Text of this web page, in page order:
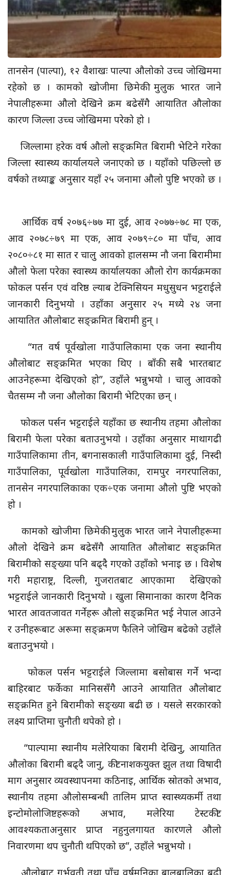
तानसेन (पाल्पा), १२ वैशाखः पाल्पा औलोको उच्च जोखिममा
रहेको छ । कामको खोजीमा छिमेकी मुलुक भारत जाने
नेपालीहरूमा औलो देखिने क्रम बढेसँगै आयातित औलोका
कारण जिल्ला उच्च जोखिममा परेको हो ।
जिल्लामा हरेक वर्ष औलो सङ्क्रमित बिरामी भेटिने गरेका
जिल्ला स्वास्थ्य कार्यालयले जनाएको छ । यहाँको पछिल्लो छ
वर्षको तथ्याङ्क अनुसार यहाँ २५ जनामा औलो पुष्टि भएको छ ।
आर्थिक वर्ष २०७६÷७७ मा दुई, आव २०७७÷७८ मा एक,
आव २०७८÷७९ मा एक, आव २०७९÷८० मा पाँच, आव
२०८०÷८१ मा सात र चालु आवको हालसम्म नौ जना बिरामीमा
औलो फेला परेका स्वास्थ्य कार्यालयका औलो रोग कार्यक्रमका
फोकल पर्सन एवं वरिष्ठ ल्याब टेक्निसियन मधुसुधन भट्टराईले
जानकारी दिनुभयो । उहाँका अनुसार २५ मध्ये २४ जना
आयातित औलोबाट सङ्क्रमित बिरामी हुन् ।
“गत वर्ष पूर्वखोला गाउँपालिकामा एक जना स्थानीय
औलोबाट सङ्क्रमित भएका थिए । बाँकी सबै भारतबाट
आउनेहरूमा देखिएको हो”, उहाँले भन्नुभयो । चालु आवको
चैतसम्म नौ जना औलोका बिरामी भेटिएका छन् ।
फोकल पर्सन भट्टराईले यहाँका छ स्थानीय तहमा औलोका
बिरामी फेला परेका बताउनुभयो । उहाँका अनुसार माथागढी
गाउँपालिकामा तीन, बगनासकाली गाउँपालिकामा दुई, निस्दी
गाउँपालिका, पूर्वखोला गाउँपालिका, रामपुर नगरपालिका,
तानसेन नगरपालिकाका एक÷एक जनामा औलो पुष्टि भएको
हो ।
कामको खोजीमा छिमेकी मुलुक भारत जाने नेपालीहरूमा
औलो देखिने क्रम बढेसँगै आयातित औलोबाट सङ्क्रमित
बिरामीको सङ्ख्या पनि बढ्दै गएको उहाँको भनाइ छ । विशेष
गरी महाराष्ट्र, दिल्ली, गुजरातबाट आएकामा देखिएको
भट्टराईले जानकारी दिनुभयो । खुला सिमानाका कारण दैनिक
भारत आवतजावत गर्नेहरू औलो सङ्क्रमित भई नेपाल आउने
र उनीहरूबाट अरूमा सङ्क्रमण फैलिने जोखिम बढेको उहाँले
बताउनुभयो ।
फोकल पर्सन भट्टराईले जिल्लामा बसोबास गर्ने भन्दा
बाहिरबाट फर्केका मानिससँगै आउने आयातित औलोबाट
सङ्क्रमित हुने बिरामीको सङ्ख्या बढी छ । यसले सरकारको
लक्ष्य प्राप्तिमा चुनौती थपेको हो ।
“पाल्पामा स्थानीय मलेरियाका बिरामी देखिनु, आयातित
औलोका बिरामी बढ्दै जानु, कीटनाशकयुक्त झुल तथा विषादी
माग अनुसार व्यवस्थापनमा कठिनाइ, आर्थिक स्रोतको अभाव,
स्थानीय तहमा औलोसम्बन्धी तालिम प्राप्त स्वास्थ्यकर्मी तथा
इन्टोमोलोजिष्टहरूको अभाव, मलेरिया टेस्टकीट
आवश्यकताअनुसार प्राप्त नहुनुलगायत कारणले औलो
निवारणमा थप चुनौती थपिएको छ”, उहाँले भन्नुभयो ।